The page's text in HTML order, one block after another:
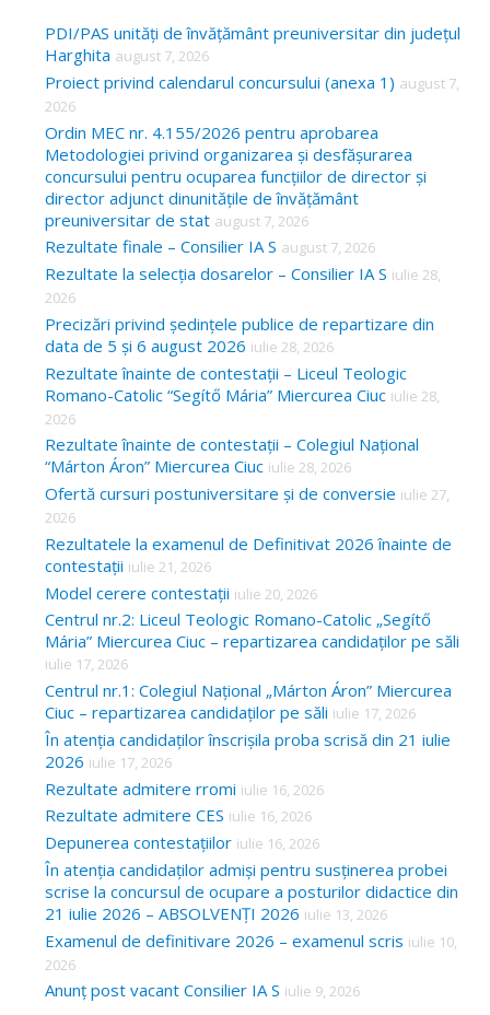
c
h
f
o
r
PDI/PAS unități de învățământ preuniversitar din județul
Harghita august 7, 2026
Proiect privind calendarul concursului (anexa 1) august 7,
2026
Ordin MEC nr. 4.155/2026 pentru aprobarea
Metodologiei privind organizarea și desfășurarea
concursului pentru ocuparea funcțiilor de director și
director adjunct dinunitățile de învățământ
preuniversitar de stat august 7, 2026
Rezultate finale – Consilier IA S august 7, 2026
Rezultate la selecția dosarelor – Consilier IA S iulie 28,
2026
Precizări privind ședințele publice de repartizare din
data de 5 și 6 august 2026 iulie 28, 2026
Rezultate înainte de contestații – Liceul Teologic
Romano-Catolic “Segítő Mária” Miercurea Ciuc iulie 28,
2026
Rezultate înainte de contestații – Colegiul Național
“Márton Áron” Miercurea Ciuc iulie 28, 2026
Ofertă cursuri postuniversitare și de conversie iulie 27,
2026
Rezultatele la examenul de Definitivat 2026 înainte de
contestații iulie 21, 2026
Model cerere contestații iulie 20, 2026
Centrul nr.2: Liceul Teologic Romano-Catolic „Segítő
Mária” Miercurea Ciuc – repartizarea candidaților pe săli
iulie 17, 2026
Centrul nr.1: Colegiul Național „Márton Áron” Miercurea
Ciuc – repartizarea candidaților pe săli iulie 17, 2026
În atenția candidaților înscrișila proba scrisă din 21 iulie
2026 iulie 17, 2026
Rezultate admitere rromi iulie 16, 2026
Rezultate admitere CES iulie 16, 2026
Depunerea contestațiilor iulie 16, 2026
În atenția candidaților admiși pentru susținerea probei
scrise la concursul de ocupare a posturilor didactice din
21 iulie 2026 – ABSOLVENȚI 2026 iulie 13, 2026
Examenul de definitivare 2026 – examenul scris iulie 10,
2026
Anunț post vacant Consilier IA S iulie 9, 2026